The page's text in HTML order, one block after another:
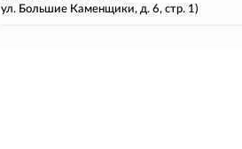
ул. Большие Каменщики, д. 6, стр. 1)